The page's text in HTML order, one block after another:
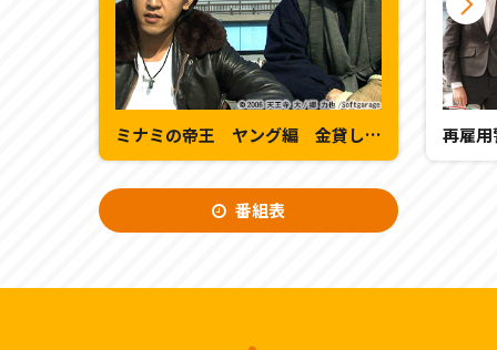
ミナミの帝王 ヤング編 金貸し 萬田銀次郎 再雇
番組表